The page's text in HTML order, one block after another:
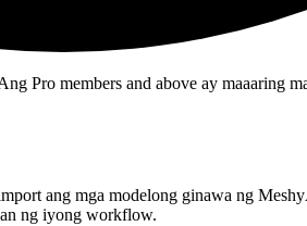
Pro members and above ay maaaring
ang mga modelong ginawa ng
ng iyong workflow.